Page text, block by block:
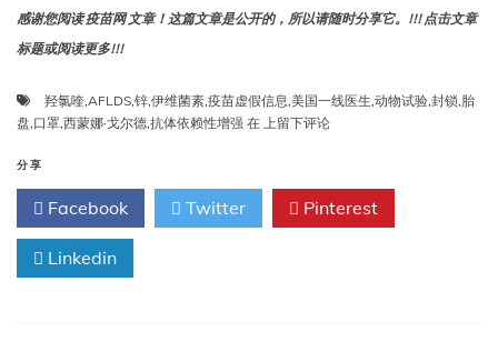
感谢您阅读 疫苗网 文章！这篇文章是公开的，所以请随时分享它。!!! 点击文章
标题或阅读更多!!!
羟氯喹,AFLDS,锌,伊维菌素,疫苗虚假信息,美国一线医生,动物试验,封锁,胎
盘,口罩,西蒙娜·戈尔德,抗体依赖性增强 在 美
线
生
上留下评论
分享
Facebook Twitter Pinterest
Linkedin